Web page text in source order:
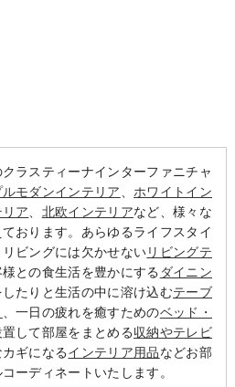
ラスティーナインターファニチャ
モダンインテリア
ホワイトイン
ア 北欧インテリアなど、様々な
おります。あらゆるライフスタイ
リビングには欠かせないリビングテ
との食生活を豊かにする ダイニン
したりと生活の中に溶け込むテーブ
、一日の疲れを癒すためのベッド・
置して部屋をまとめる収納やテレビ
ギになるインテリア用品などお部
ーディネートいたします。